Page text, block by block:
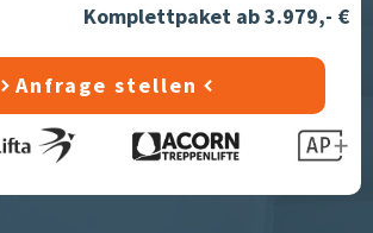
Komplettpaket ab 3.979,- €
Anfrage stellen